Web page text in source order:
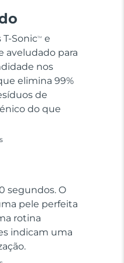
SonicTM
e
aveludado para
nos
elimina 99%
de
do que
segundos. O
pele perfeita
rotina
indicam uma